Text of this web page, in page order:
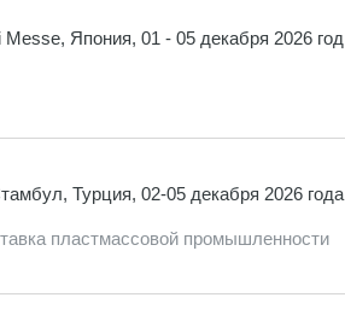
Messe, Япония, 01 - 05 декабря 2026 год
Турция, 02-05 декабря 2026 года
пластмассовой промышленности